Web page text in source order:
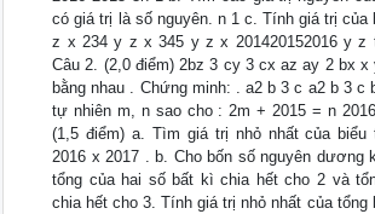
có giá trị là số nguyên. n 1 c. Tính giá trị
z x 234 y z x 345 y z x 201420152016 y
Câu 2. (2,0 điểm) 2bz 3 cy 3 cx az ay 2 bx
bằng nhau . Chứng minh: . a2 b 3 c a2 b 3
tự nhiên m, n sao cho : 2m + 2015 = n
(1,5 điểm) a. Tìm giá trị nhỏ nhất của
2016 x 2017 . b. Cho bốn số nguyên dương
tổng của hai số bất kì chia hết cho 2 và
chia hết cho 3. Tính giá trị nhỏ nhất của tổng